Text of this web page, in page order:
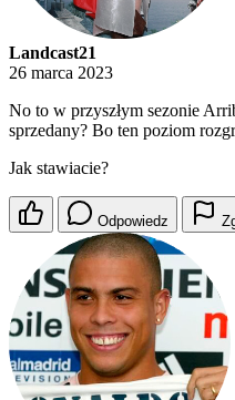
Landcast21
26 marca 2023
No to w przyszłym sezonie
sprzedany? Bo ten poziom
Jak stawiacie?
Odpowiedz